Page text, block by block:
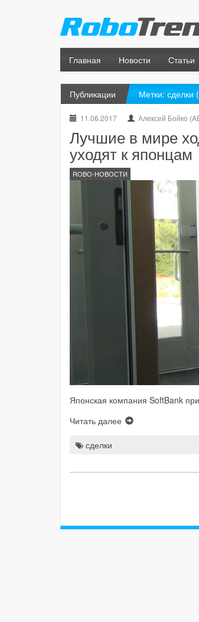
Главная Новости Статьи
Публикации Метки: сделки
11.06.2017 Алексей Бойко
Лучшие в мире
уходят к японцам
ROBO-НОВОСТИ
Японская компания SoftBank
Читать далее
сделки